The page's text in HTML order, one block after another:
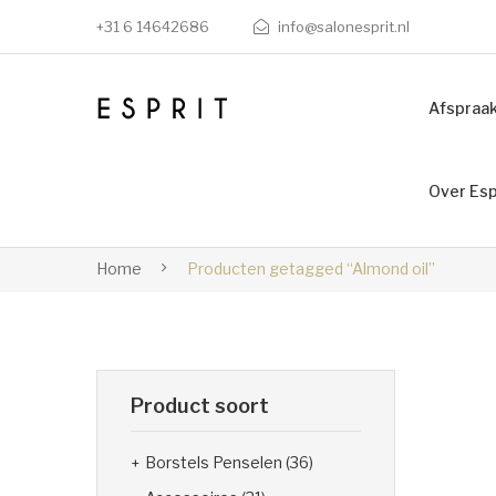
+31 6 14642686 info@salonesprit.nl
Over
Home Producten getagged “Almond oil”
Product soort
Borstels Penselen (36)